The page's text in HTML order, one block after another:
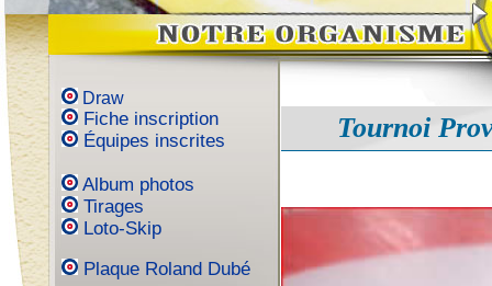
Draw
Fiche inscription
Équipes inscrites
Album photos
Tirages
Loto-Skip
Plaque Roland Dubé
Tournoi